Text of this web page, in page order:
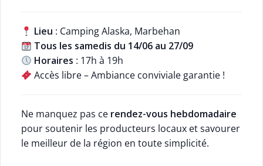
Lieu : Camping Alaska, Marbehan
Tous les samedis du 14/06 au 27/09
Horaires : 17h à 19h
Accès libre – Ambiance conviviale garantie !
Ne manquez pas ce rendez-vous hebdomadaire
pour soutenir les producteurs locaux et savourer
le meilleur de la région en toute simplicité.